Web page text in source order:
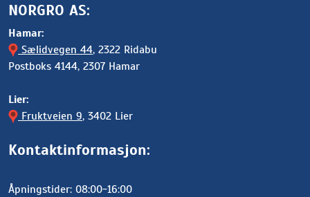
NORGRO AS:
Hamar:
Sælidvegen 44, 2322 Ridabu
Postboks 4144, 2307 Hamar
Lier:
Fruktveien 9, 3402 Lier
Kontaktinformasjon:
Åpningstider: 08:00-16:00